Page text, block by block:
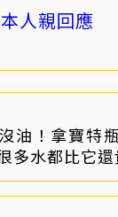
人親回應
油！拿寶特
多水都比它還